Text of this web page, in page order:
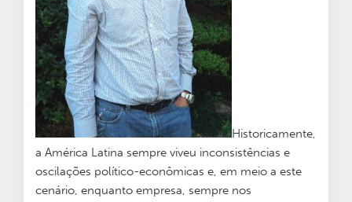
Historicamente,
a América Latina sempre viveu inconsistências e
oscilações político-econômicas e, em meio a este
cenário, enquanto empresa, sempre nos